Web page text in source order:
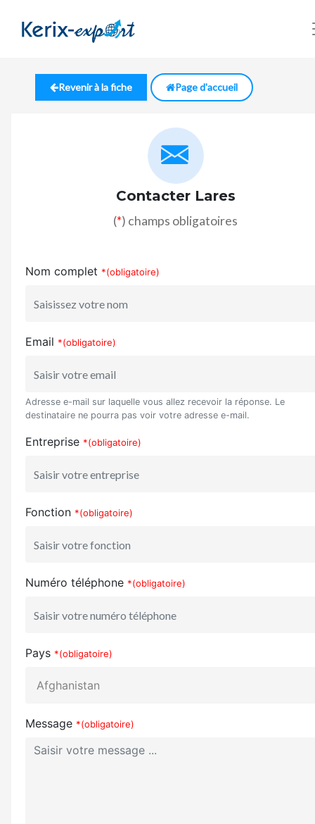
Revenir à la fiche Page d'accueil
Contacter Lares
(*) champs obligatoires
Nom complet *(obligatoire)
Email *(obligatoire)
Adresse e-mail sur laquelle vous allez recevoir la réponse. Le
destinataire ne pourra pas voir votre adresse e-mail.
Entreprise *(obligatoire)
Fonction *(obligatoire)
Numéro téléphone *(obligatoire)
Pays *(obligatoire)
Message *(obligatoire)